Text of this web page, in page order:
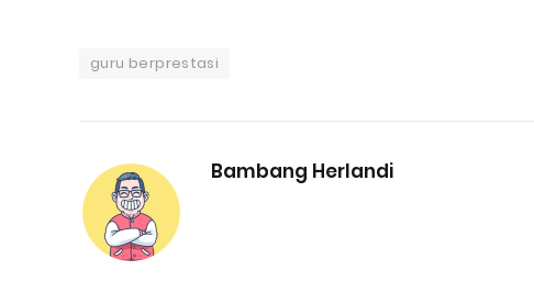
guru berprestasi
Bambang Herlandi